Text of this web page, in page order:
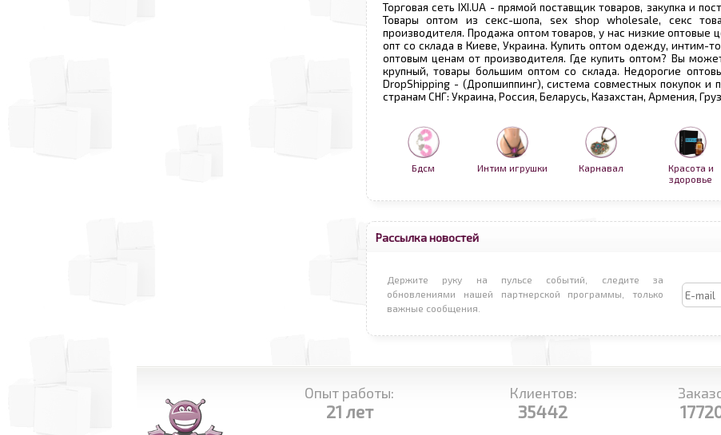
Торговая сеть IXI.UA - прямой поставщик товаров, закупка и
Товары оптом из секс-шопа, sex shop wholesale, секс
производителя. Продажа оптом товаров, у нас низкие
опт со склада в Киеве, Украина. Купить оптом одежду, интим-
оптовым ценам от производителя. Где купить оптом? Вы
крупный, товары большим оптом со склада. Недорогие
DropShipping - (Дропшиппинг), система совместных покупок и
странам СНГ: Украина, Россия, Беларусь, Казахстан, Армения,
Бдсм Интим игрушки Карнавал
Красота и
здоровье
Рассылка новостей
Держите руку на пульсе событий, следите за
обновлениями нашей партнерской программы, только
важные сообщения.
Опыт работы:
21 лет
Клиентов:
35442